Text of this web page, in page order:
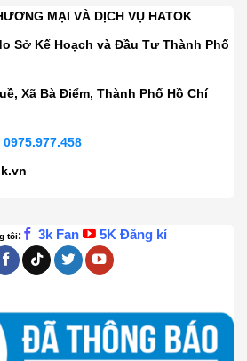
MẠI VÀ DỊCH VỤ HATOK
Sở Kế Hoạch và Đầu Tư Thành Phố
Xã Bà Điểm, Thành Phố Hồ Chí
0975.977.458
tôi: 3k Fan 5K Đăng kí